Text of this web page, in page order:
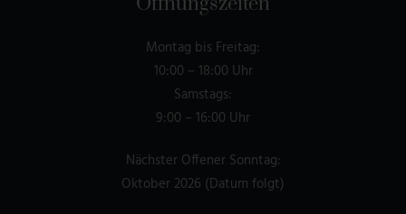
Montag bis Freitag:
10:00 – 18:00 Uhr
Samstags:
9:00 – 16:00 Uhr
Nächster Offener Sonntag:
Oktober 2026 (Datum folgt)